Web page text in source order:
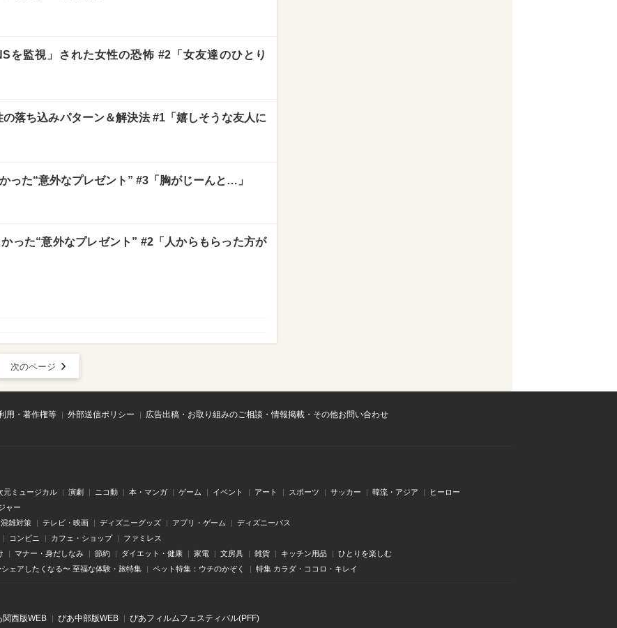
を監視」された女性の恐怖 #2「女友達のひとり
落ち込みパターン＆解決法 #1「嬉しそうな友人に
った“意外なプレゼント” #3「胸がじーんと…」
った“意外なプレゼント” #2「人からもらった方が
次のページ
用・著作権等 外部送信ポリシー
広告出稿・お取り組みのご相談・情報掲載・その他お問い合わせ
元ミュージカル 演劇 ニコ動 本・マンガ ゲーム イベント アート スポーツ サッカー 韓流・アジア ヒーロー
ャー
混雑対策 テレビ・映画 ディズニーグッズ アプリ・ゲーム ディズニーパス
コンビニ カフェ・ショップ ファミレス
マナー・身だしなみ 節約 ダイエット・健康 家電 文房具 雑貨 キッチン用品 ひとりを楽しむ
シェアしたくなる〜 至福な体験・旅特集 ペット特集：ウチのかぞく 特集 カラダ・ココロ・キレイ
関⻄版WEB ぴあ中部版WEB ぴあフィルムフェスティバル(PFF)